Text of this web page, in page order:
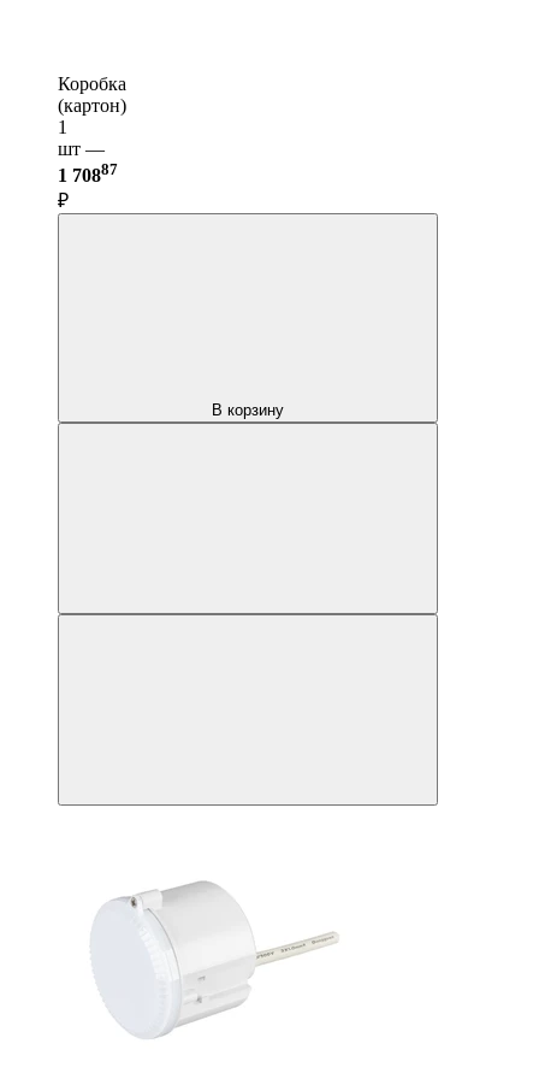
Коробка
(картон)
1
шт —
1 70887
₽
В корзину